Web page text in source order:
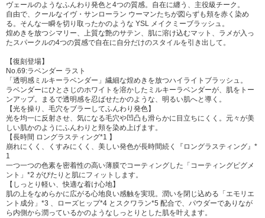
ヴェールのようなふんわり発色と4つの質感。自在に纏う、主役級チーク。
自由で、クールなイヴ・サンローラン ウーマンたちが図らずも頬を赤く染め
る。そんな一瞬を切り取ったかのような YSL メイクミーブラッシュ。
煌めきを放つシマリー、上質な艶のサテン、肌に溶け込むマット、ラメが入っ
たスパークルの4つの質感で自在に自分だけのスタイルを引き出して。
【復刻登場】
No.69:ラベンダー ラスト
「透明感ミルキーラベンダー」繊細な煌めきを放つハイライトブラッシュ。
ラベンダーにひとさじのホワイトを溶かしたミルキーラベンダーが、肌をトー
ンアップ。まるで透明感を忍ばせたかのような、明るい肌へと導く。
【光を操り、毛穴をブラーしてふんわり発色】
光を均一に反射させ、気になる毛穴や凹凸も滑らかに目立ちにくく。元々が美
しい肌かのようにふんわりと頬を染め上げます。
【長時間 ロングラスティング*1 】
崩れにくく、くすみにくく、美しい発色が長時間続く『ロングラスティング』*
1
一つ一つの色素を密着性の高い薄膜でコーティングした「コーティングピグメ
ント」*2 がぴたりと肌にフィットします。
【しっとり軽い、快適な着け心地】
肌の上をなめらかに広がる心地良い感触を実現。潤いを閉じ込める「エモリエ
ント成分」*3 、ローズヒップ*4 とスクワラン*5 配合で、パウダーでありなが
ら内側から潤っているかのようなしっとりとした肌を叶えます。